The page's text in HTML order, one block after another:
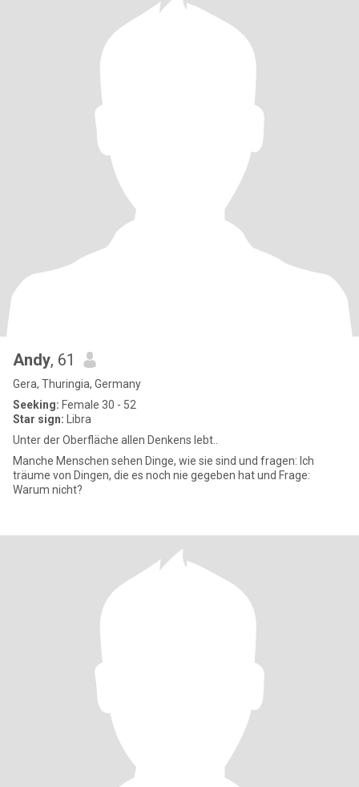
Andy, 61
Gera, Thuringia, Germany
Seeking: Female 30 - 52
Star sign: Libra
Unter der Oberfläche allen Denkens lebt..
Manche Menschen sehen Dinge, wie sie sind und fragen: Ich
träume von Dingen, die es noch nie gegeben hat und Frage:
Warum nicht?